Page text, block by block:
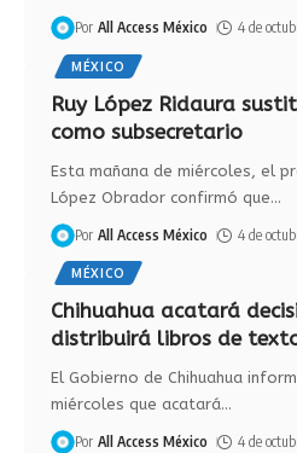
Por All Access México 4 de
MÉXICO
Ruy López Ridaura
como subsecretario
Esta mañana de miércoles, el
López Obrador confirmó que…
Por All Access México 4 de
MÉXICO
Chihuahua acatará
distribuirá libros de
El Gobierno de Chihuahua
miércoles que acatará…
Por All Access México 4 de